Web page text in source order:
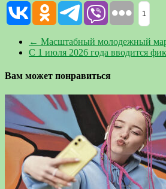
1
← Масштабный молодежный
С 1 июля 2026 года вводится
Вам может понравиться